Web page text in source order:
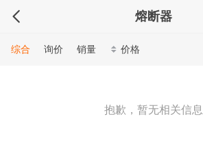
熔断器
综合 询价 销量 价格
抱歉，暂无相关信息